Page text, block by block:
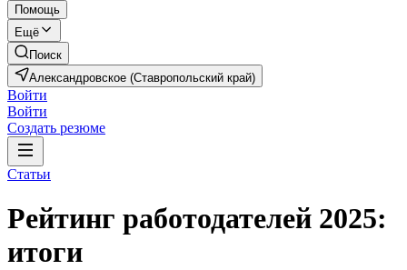
Помощь
Ещё
Поиск
Александровское (Ставропольский край)
Войти
Войти
Создать резюме
Статьи
Рейтинг работодателей 2025:
итоги